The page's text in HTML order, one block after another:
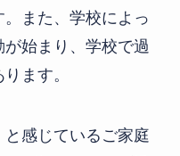
また、学校によっ
始まり、学校で過
ます。
感じているご家庭